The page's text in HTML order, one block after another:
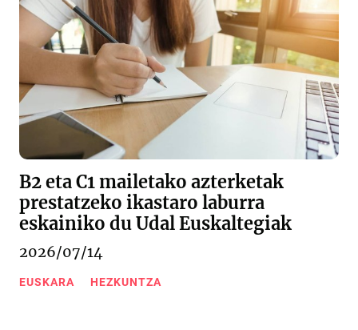
B2 eta C1 mailetako azterketak
prestatzeko ikastaro laburra
eskainiko du Udal Euskaltegiak
2026/07/14
EUSKARA HEZKUNTZA